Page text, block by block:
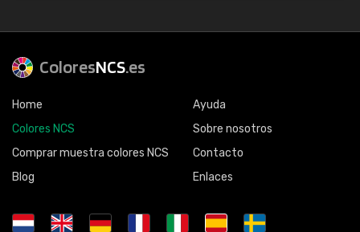
ColoresNCS.es
Home
Colores NCS
Comprar muestra colores NCS
Blog
Ayuda
Sobre nosotros
Contacto
Enlaces